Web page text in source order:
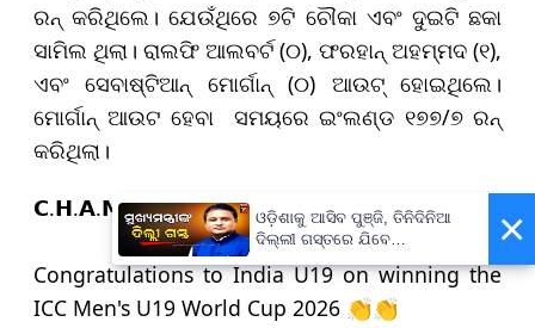
ରନ୍ କରିଥିଲେ। ଯେଉଁଥିରେ ୭ଟି ଚୌକା ଏବଂ ଦୁଇଟି ଛକା
ସାମିଲ ଥିଲା। ରାଲଫି ଆଲବର୍ଟ (୦), ଫରହାନ୍ ଅହମ୍ମଦ (୧),
ଏବଂ ସେବାଷ୍ଟିଆନ୍ ମୋର୍ଗାନ୍ (୦) ଆଉଟ୍ ହୋଇଥିଲେ।
ମୋର୍ଗାନ୍ ଆଉଟ ହେବା ସମୟରେ ଇଂଲଣ୍ଡ ୧୭୭/୭ ରନ୍
କରିଥିଲା।
𝗖.𝗛.𝗔.𝗠.𝗣.𝗜.𝗢.𝗡.𝗦 🏆
Congratulations to India U19 on winning the
ICC Men's U19 World Cup 2026 👏👏
×
ଓଡ଼ିଶାକୁ ଆସିବ ପୁଞ୍ଜି, ତିନିଦିନିଆ
ଦିଲ୍ଲୀ ଗସ୍ତରେ ଯିବେ
ମୁଖ୍ୟମନ୍ତ୍ରୀ ମୋହନ ମାଝୀ